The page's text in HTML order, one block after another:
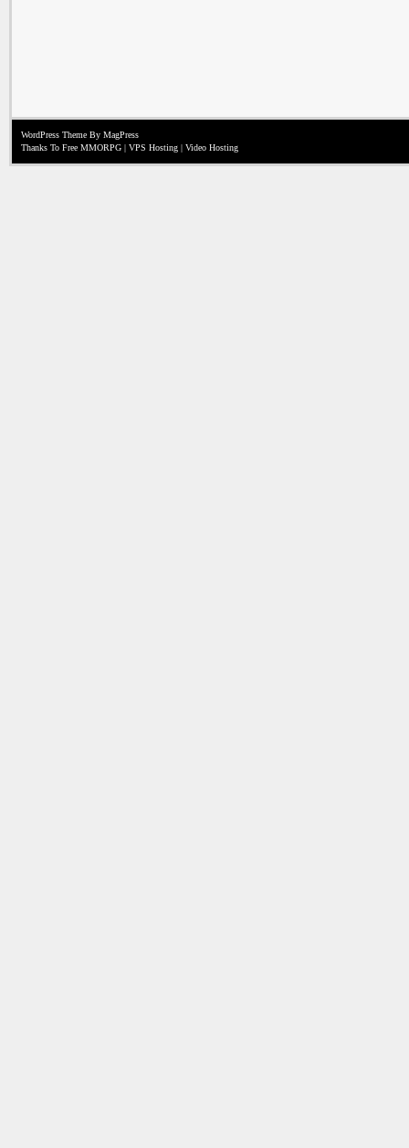
WordPress Theme By MagPress
Thanks To Free MMORPG | VPS Hosting | Video Hosting